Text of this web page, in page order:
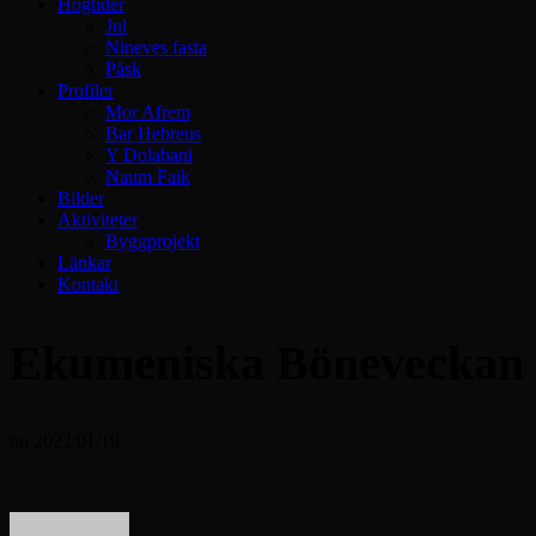
Högtider
Jul
Nineves fasta
Påsk
Profiler
Mor Afrem
Bar Hebreus
Y Dolabani
Naum Faik
Bilder
Aktiviteter
Byggprojekt
Länkar
Kontakt